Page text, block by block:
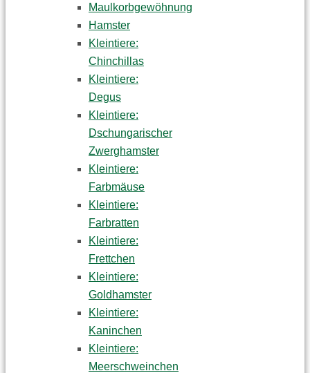
Maulkorbgewöhnung
Hamster
Kleintiere:
Chinchillas
Kleintiere:
Degus
Kleintiere:
Dschungarischer
Zwerghamster
Kleintiere:
Farbmäuse
Kleintiere:
Farbratten
Kleintiere:
Frettchen
Kleintiere:
Goldhamster
Kleintiere:
Kaninchen
Kleintiere:
Meerschweinchen